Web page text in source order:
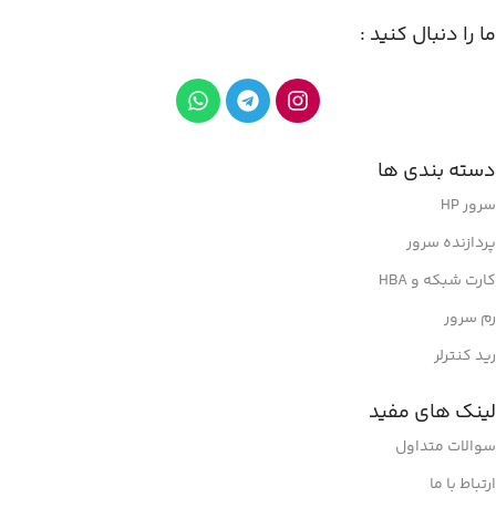
ما را دنبال کنید :
دسته بندی ها
سرور HP
پردازنده سرور
کارت شبکه و HBA
رم سرور
رید کنترلر
لینک های مفید
سوالات متداول
ارتباط با ما